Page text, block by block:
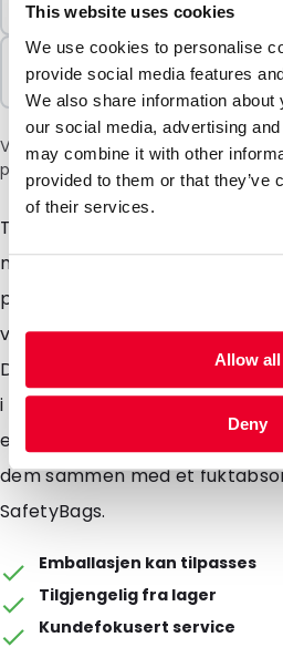
This website uses cookies
We use cookies to personalise
provide social media features
We also share information
our social media, advertising
may combine it with other
provided to them or that they’ve
of their services.
Allow all
Deny
100 Enheter
Selges i pakker
100 Enheter
Vær oppmerksom på: et tillegg på
på grunn av den nåværende
Transportblisterne er utviklet
medisinske og biologiske
polypropylen. Målene på
valgt slik at de passer perfekt i
De fleste transportblisterne
i kombinasjon med
en betydelig rabatt på
dem sammen med et
SafetyBags.
Emballasjen kan tilpasses
Tilgjengelig fra lager
Kundefokusert service